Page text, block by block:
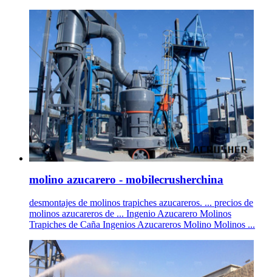
molino azucarero - mobilecrusherchina
desmontajes de molinos trapiches azucareros. ... precios de
molinos azucareros de ... Ingenio Azucarero Molinos
Trapiches de Caña Ingenios Azucareros Molino Molinos ...